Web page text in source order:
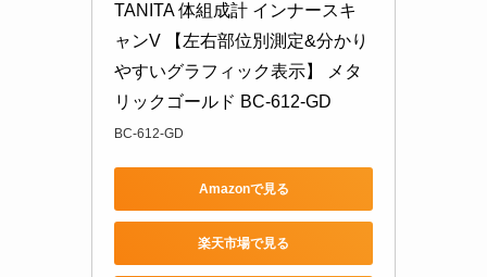
TANITA 体組成計 インナースキ
ャンV 【左右部位別測定&分かり
やすいグラフィック表示】 メタ
リックゴールド BC-612-GD
BC-612-GD
Amazonで見る
楽天市場で見る